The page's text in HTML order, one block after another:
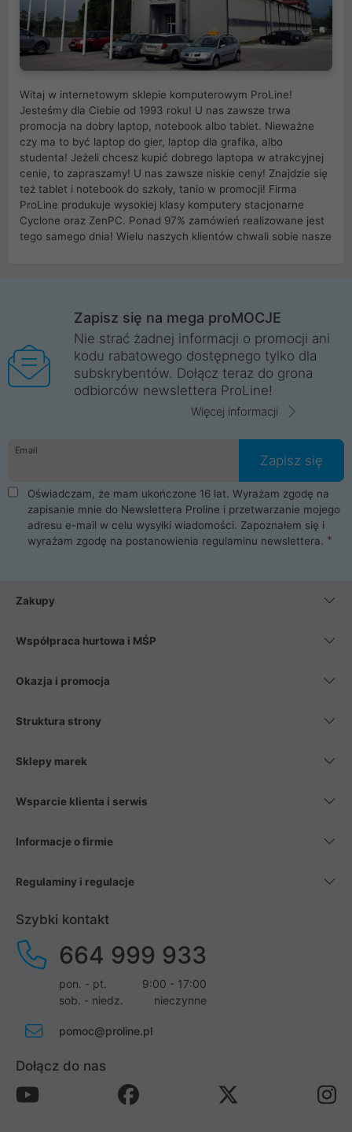
Witaj w internetowym sklepie komputerowym ProLine!
Jesteśmy dla Ciebie od 1993 roku! U nas zawsze trwa
promocja na dobry laptop, notebook albo tablet. Nieważne
czy ma to być laptop do gier, laptop dla grafika, albo
studenta! Jeżeli chcesz kupić dobrego laptopa w atrakcyjnej
cenie, to zapraszamy! U nas zawsze niskie ceny! Znajdzie się
też tablet i notebook do szkoły, tanio w promocji! Firma
ProLine produkuje wysokiej klasy komputery stacjonarne
Cyclone oraz ZenPC. Ponad 97% zamówień realizowane jest
tego samego dnia! Wielu naszych klientów chwali sobie nasze
Wrocław, Poznań, Legnica, Katowice, Gliwice, Kalisz, Bytom,
Trzebnica, Opole. Szybka i profesjonalna obsługa!
ProLine to polska firma ze 100% polskim kapitałem. Działamy
legalnie i płacimy podatki w naszym kraju! Posiadamy siedzibę
główną w Mirkowie oraz salony na terenie kraju. Cała
komunikacja ze sklepem komputerowym ProLine jest
danych osobowych. Dlatego zakup notebooka albo laptopa w
ProLine to czysta przyjemność i pełne bezpieczeństwo.
Zaopatrzysz się u nas w akcesoria i części komputerowe
takie jak procesory, karty graficzne, płyty główne, pamięci,
dyski SSD, M.2 oraz HDD. Nasi pracownicy pomogą Ci wybrać
najlepszy zasilacz komputerowy oraz obudowę do komputera.
Poza komputerami mamy również najlepsze na rynku
Smartfony takich producentów jak Xiaomi, Apple, Samsung i
wentylatory. Na koniec mając już to wszystko, możesz
Zapisz się na mega proMOCJE
Nie strać żadnej informacji o promocji ani
kodu rabatowego dostępnego tylko dla
subskrybentów. Dołącz teraz do grona
odbiorców newslettera ProLine!
Więcej informacji
Email
Zapisz się
Oświadczam, że mam ukończone 16 lat. Wyrażam zgodę na
zapisanie mnie do Newslettera Proline i przetwarzanie mojego
adresu e-mail w celu wysyłki wiadomości. Zapoznałem się i
wyrażam zgodę na postanowienia regulaminu newslettera.
Zakupy
Współpraca hurtowa i MŚP
Okazja i promocja
Struktura strony
Sklepy marek
Wsparcie klienta i serwis
Informacje o firmie
Regulaminy i regulacje
Szybki kontakt
664 999 933
pon. - pt.
9:00 - 17:00
sob. - niedz.
nieczynne
pomoc@proline.pl
Dołącz do nas